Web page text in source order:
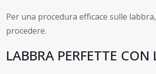
Per una procedura efficace sulle
procedere.
LABBRA PERFETTE